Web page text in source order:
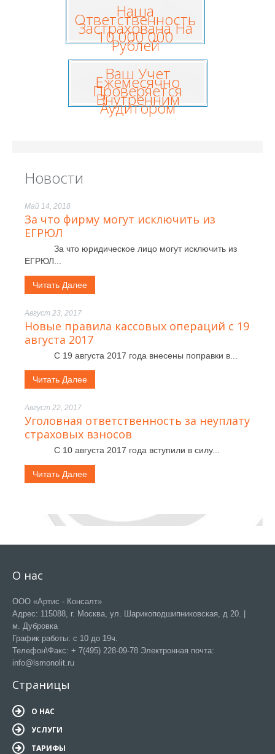
Наша
Ответственность
Застрахована На
10 000 000
Рублей
Ваш Учет
Ежемесячно
Проверяется
Внутренним
Аудитором
Новости
Май 14, 2018
За что фирму могут исключить из
ЕГРЮЛ
За что юридическое лицо могут исключить из
ЕГРЮЛ...
Читать Далее
Август 23, 2017
Новые правила кассовых операций с 19
августа 2017
С 19 августа 2017 года внесены поправки в...
Читать Далее
Август 22, 2017
Уголовная ответственность за неуплату
страховых взносов
С 10 августа 2017 года вступили в силу...
Читать Далее
О нас
ООО «Артис - Консалт»
Адрес: 115088, г. Москва, ул. Шарикоподшипниковская, д 20. |
м. Дубровка
График работы: с 10 до 19ч.
Телефон\Факс: + 7(495) 228-09-78 Электронная почта:
info@lsmonolit.ru
Страницы
О НАС
УСЛУГИ
ТАРИФЫ